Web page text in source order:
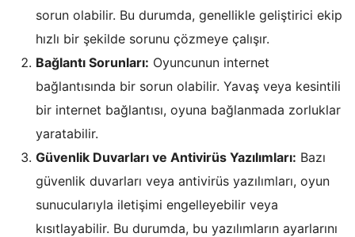
sorun olabilir. Bu durumda, genellikle geliştirici ekip
hızlı bir şekilde sorunu çözmeye çalışır.
Bağlantı Sorunları: Oyuncunun internet
bağlantısında bir sorun olabilir. Yavaş veya kesintili
bir internet bağlantısı, oyuna bağlanmada zorluklar
yaratabilir.
Güvenlik Duvarları ve Antivirüs Yazılımları: Bazı
güvenlik duvarları veya antivirüs yazılımları, oyun
sunucularıyla iletişimi engelleyebilir veya
kısıtlayabilir. Bu durumda, bu yazılımların ayarlarını